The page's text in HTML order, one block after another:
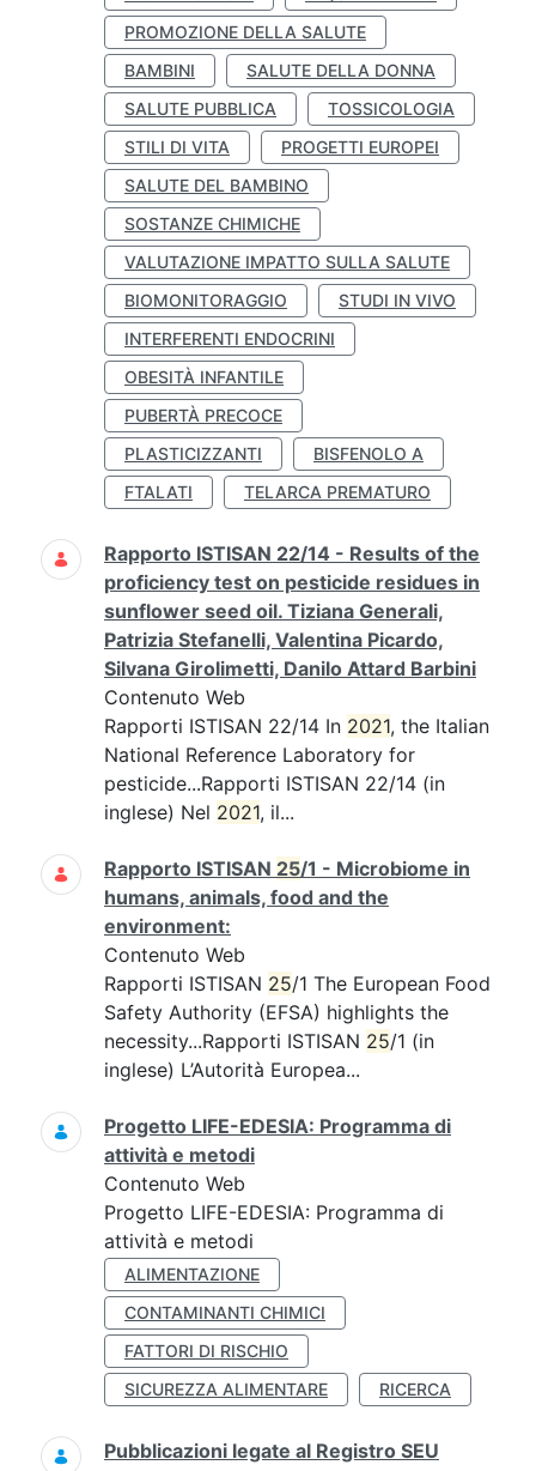
PROMOZIONE DELLA SALUTE
BAMBINI
SALUTE DELLA DONNA
SALUTE PUBBLICA
TOSSICOLOGIA
STILI DI VITA
PROGETTI EUROPEI
SALUTE DEL BAMBINO
SOSTANZE CHIMICHE
VALUTAZIONE IMPATTO SULLA SALUTE
BIOMONITORAGGIO
STUDI IN VIVO
INTERFERENTI ENDOCRINI
OBESITÀ INFANTILE
PUBERTÀ PRECOCE
PLASTICIZZANTI
BISFENOLO A
FTALATI
TELARCA PREMATURO
Rapporto ISTISAN 22/14 - Results of the
proficiency test on pesticide residues in
sunflower seed oil. Tiziana Generali,
Patrizia Stefanelli, Valentina Picardo,
Silvana Girolimetti, Danilo Attard Barbini
Contenuto Web
Rapporti ISTISAN 22/14 In 2021, the Italian
National Reference Laboratory for
pesticide...Rapporti ISTISAN 22/14 (in
inglese) Nel 2021, il...
Rapporto ISTISAN 25/1 - Microbiome in
humans, animals, food and the
environment:
Contenuto Web
Rapporti ISTISAN 25/1 The European Food
Safety Authority (EFSA) highlights the
necessity...Rapporti ISTISAN 25/1 (in
inglese) L’Autorità Europea...
Progetto LIFE-EDESIA: Programma di
attività e metodi
Contenuto Web
Progetto LIFE-EDESIA: Programma di
attività e metodi
ALIMENTAZIONE
CONTAMINANTI CHIMICI
FATTORI DI RISCHIO
SICUREZZA ALIMENTARE
RICERCA
Pubblicazioni legate al Registro SEU